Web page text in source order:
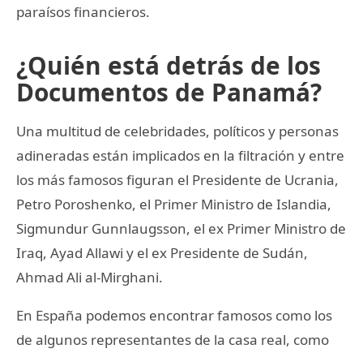
paraísos financieros.
¿Quién está detrás de los
Documentos de Panamá?
Una multitud de celebridades, políticos y personas
adineradas están implicados en la filtración y entre
los más famosos figuran el Presidente de Ucrania,
Petro Poroshenko, el Primer Ministro de Islandia,
Sigmundur Gunnlaugsson, el ex Primer Ministro de
Iraq, Ayad Allawi y el ex Presidente de Sudán,
Ahmad Ali al-Mirghani.
En España podemos encontrar famosos como los
de algunos representantes de la casa real, como